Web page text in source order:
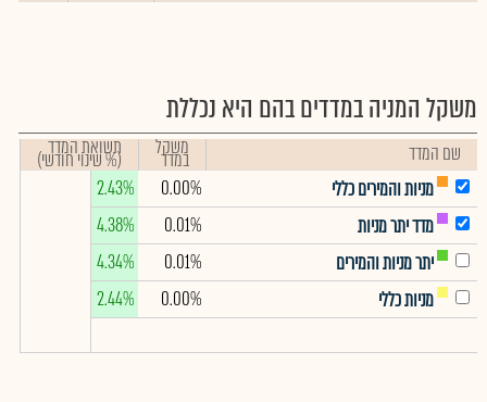
משקל המניה במדדים בהם היא נכללת
שם המדד משקל
במדד תשואת המדד
(% שינוי חודשי)
מניות והמירים כללי
0.00%
2.43%
מדד יתר מניות
0.01%
4.38%
יתר מניות והמירים
0.01%
4.34%
מניות כללי
0.00%
2.44%